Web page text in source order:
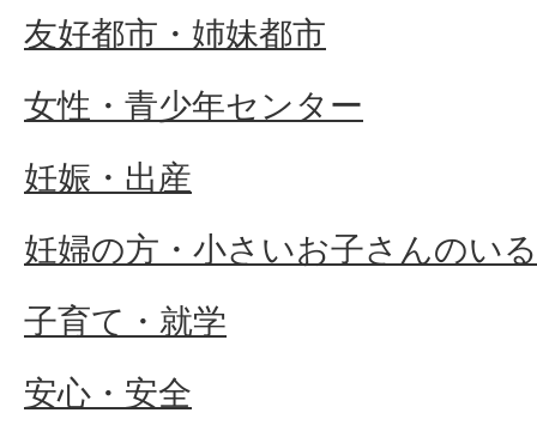
友好都市・姉妹都市
女性・青少年センター
妊娠・出産
妊婦の方・小さいお子さんのい
子育て・就学
安心・安全